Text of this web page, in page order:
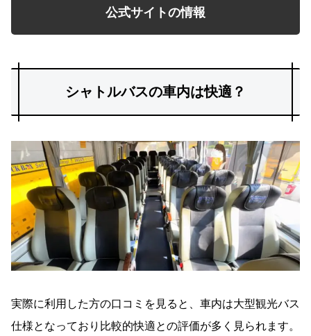
公式サイトの情報
シャトルバスの車内は快適？
実際に利用した方の口コミを見ると、車内は大型観光バス
仕様となっており比較的快適との評価が多く見られます。